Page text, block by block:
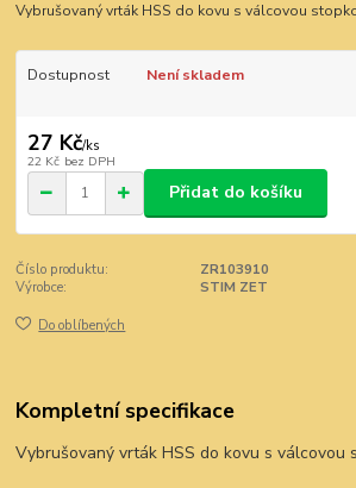
Vybrušovaný vrták HSS do kovu s válcovou
Dostupnost Není skladem
27 Kč/ks
22 Kč bez DPH
Přidat do košíku
Číslo produktu:
ZR103910
Výrobce:
STIM ZET
Do oblíbených
Kompletní specifikace
Vybrušovaný vrták HSS do kovu s válcovou